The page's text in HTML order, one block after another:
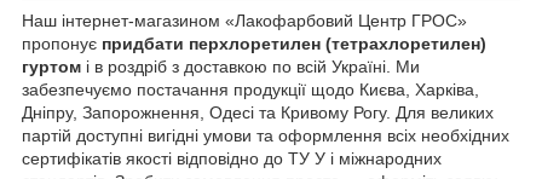
Наш інтернет-магазином «Лакофарбовий Центр ГРОС»
пропонує придбати перхлоретилен (тетрахлоретилен)
гуртом і в роздріб з доставкою по всій Україні. Ми
забезпечуємо постачання продукції щодо Києва, Харківа,
Дніпру, Запорожнення, Одесі та Кривому Рогу. Для великих
партій доступні вигідні умови та оформлення всіх необхідних
сертифікатів якості відповідно до ТУ У і міжнародних